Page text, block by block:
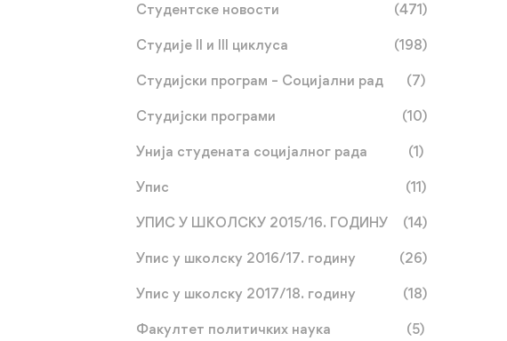
Студентске новости (471)
Студије II и III циклуса (198)
Студијски програм – Социјални рад (7)
Студијски програми (10)
Унија студената социјалног рада (1)
Упис (11)
УПИС У ШКОЛСКУ 2015/16. ГОДИНУ (14)
Упис у школску 2016/17. годину (26)
Упис у школску 2017/18. годину (18)
Факултет политичких наука (5)